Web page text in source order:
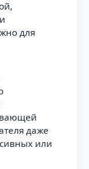
для
даже
или